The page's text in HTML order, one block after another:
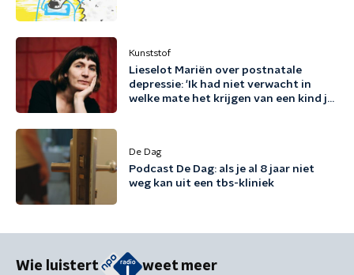
Kunststof
Lieselot Mariën over postnatale
depressie: 'Ik had niet verwacht in
welke mate het krijgen van een kind je
De Dag
Podcast De Dag: als je al 8 jaar niet
weg kan uit een tbs-kliniek
Wie luistert weet meer